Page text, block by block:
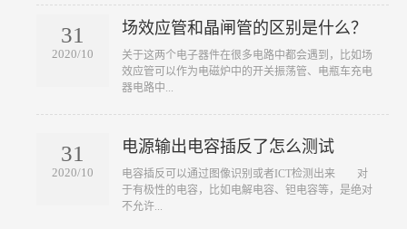
31
2020/10
场效应管和晶闸管的区别是什么？
​关于这两个电子器件在很多电路中都会遇到，比如场
效应管可以作为电磁炉中的开关振荡管、电瓶车充电
器电路中...
31
2020/10
电源输出电容插反了怎么测试
​电容插反可以通过图像识别或者ICT检测出来 对
于有极性的电容，比如电解电容、钽电容等，是绝对
不允许...